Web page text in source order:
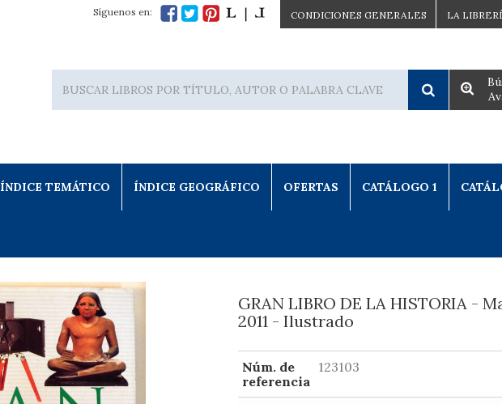
LA
CONDICIONES GENERALES
Síguenos en:
ÍNDICE TEMÁTICO ÍNDICE GEOGRÁFICO OFERTAS CATÁLOGO 1
GRAN LIBRO DE LA HISTORIA -
2011 - Ilustrado
Núm. de
referencia
123103